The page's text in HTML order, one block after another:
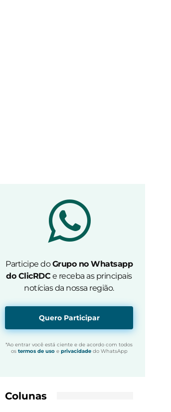
Participe doGrupo no Whatsapp
do ClicRDC e receba as principais
notícias da nossa região.
Quero Participar
*Ao entrar você está ciente e de acordo com todos
os termos de usoe privacidadedo WhatsApp
Colunas